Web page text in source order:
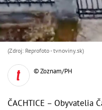
(Zdroj: Reprofoto - tvnoviny.sk)
© Zoznam/PH
ČACHTICE – Obyvatelia